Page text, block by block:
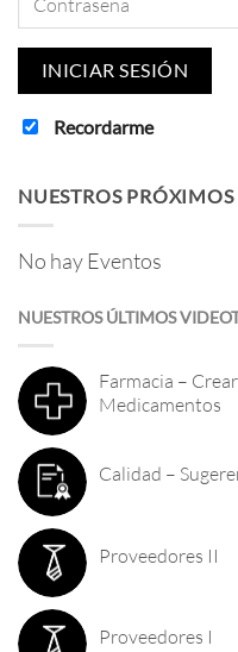
Recordarme
NUESTROS PRÓXIMOS
No hay Eventos
NUESTROS ÚLTIMOS
Farmacia –
Medicamentos
Calidad –
Proveedores II
Proveedores I